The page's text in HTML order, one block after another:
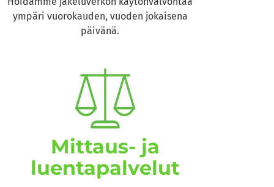
ympäri vuorokauden, vuoden jokaisena
päivänä.
Mittaus- ja
luentapalvelut